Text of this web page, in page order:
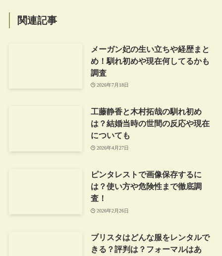
関連記事
メーガン妃の生い立ちや経歴まと
め！馴れ初めや現在何してるかも
調査
2026年7月18日
工藤静香と木村拓哉の馴れ初め
は？結婚当時の世間の反応や現在
についても
2026年4月27日
ピンタレストで画像保存するに
は？使い方や危険性まで徹底調
査！
2026年2月26日
ブリスタはどんな服をレンタルで
きる？評判は？フォーマルはあ